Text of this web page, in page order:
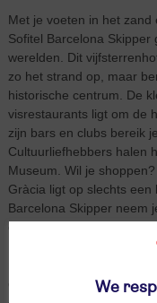
Met je voeten in het
Sofitel Barcelona
werelden. Dit
zo het strand op, maar
historische centrum. De
visrestaurants ligt om de
zijn bars en clubs bereik
Cultuurliefhebbers halen
Museum. Wil je
Gràcia ligt op slechts
Barcelona Skipper neem
dakterras, met een
Na al die activiteiten is
restaurant Tendiez laat
de bar waar je geniet
We